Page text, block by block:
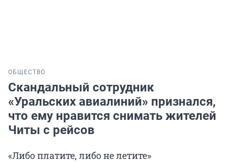
ОБЩЕСТВО
Скандальный сотрудник
«Уральских авиалиний» признался,
что ему нравится снимать жителей
Читы с рейсов
«Либо платите, либо не летите»